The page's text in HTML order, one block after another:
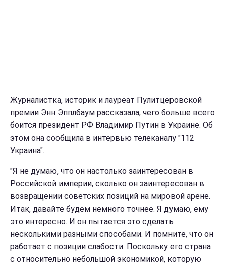
Журналистка, историк и лауреат Пулитцеровской
премии Энн Эпплбаум рассказала, чего больше всего
боится президент РФ Владимир Путин в Украине. Об
этом она сообщила в интервью телеканалу "112
Украина".
"Я не думаю, что он настолько заинтересован в
Российской империи, сколько он заинтересован в
возвращении советских позиций на мировой арене.
Итак, давайте будем немного точнее. Я думаю, ему
это интересно. И он пытается это сделать
несколькими разными способами. И помните, что он
работает с позиции слабости. Поскольку его страна
с относительно небольшой экономикой, которую